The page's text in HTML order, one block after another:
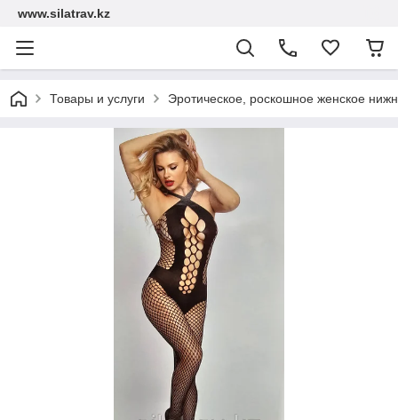
www.silatrav.kz
Товары и услуги Эротическое, роскошное женское